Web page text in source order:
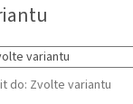
do: Zvolte variantu